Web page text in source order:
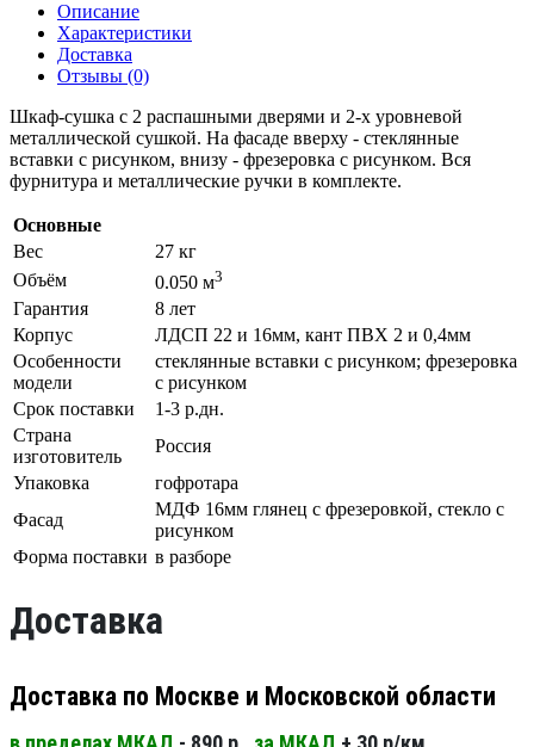
Описание
Характеристики
Доставка
Отзывы (0)
Шкаф-сушка с 2 распашными дверями и 2-х уровневой
металлической сушкой. На фасаде вверху - стеклянные
вставки с рисунком, внизу - фрезеровка с рисунком. Вся
фурнитура и металлические ручки в комплекте.
Основные
Вес
27 кг
Объём
0.050 м3
Гарантия
8 лет
Корпус
ЛДСП 22 и 16мм, кант ПВХ 2 и 0,4мм
Особенности
модели
стеклянные вставки с рисунком; фрезеровка
с рисунком
Срок поставки
1-3 р.дн.
Страна
изготовитель
Россия
Упаковка
гофротара
Фасад
МДФ 16мм глянец с фрезеровкой, стекло с
рисунком
Форма поставки в разборе
Доставка
Доставка по Москве и Московской области